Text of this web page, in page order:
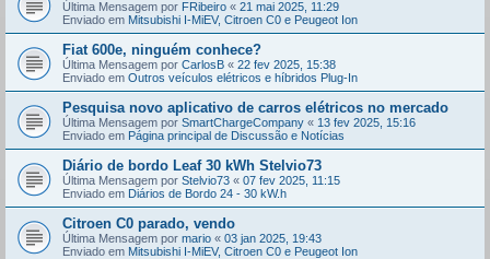
Última Mensagem por FRibeiro « 21 mai 2025, 11:29
Enviado em Mitsubishi I-MiEV, Citroen C0 e Peugeot Ion
Fiat 600e, ninguém conhece?
Última Mensagem por CarlosB « 22 fev 2025, 15:38
Enviado em Outros veículos elétricos e híbridos Plug-In
Pesquisa novo aplicativo de carros elétricos no mercado
Última Mensagem por SmartChargeCompany « 13 fev 2025, 15:16
Enviado em Página principal de Discussão e Notícias
Diário de bordo Leaf 30 kWh Stelvio73
Última Mensagem por Stelvio73 « 07 fev 2025, 11:15
Enviado em Diários de Bordo 24 - 30 kW.h
Citroen C0 parado, vendo
Última Mensagem por mario « 03 jan 2025, 19:43
Enviado em Mitsubishi I-MiEV, Citroen C0 e Peugeot Ion